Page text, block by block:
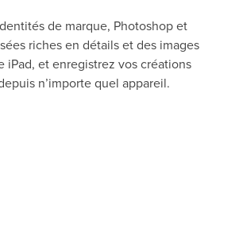
de marque, Photoshop et
riches en détails et des images
iPad, et enregistrez vos créations
n’importe quel appareil.